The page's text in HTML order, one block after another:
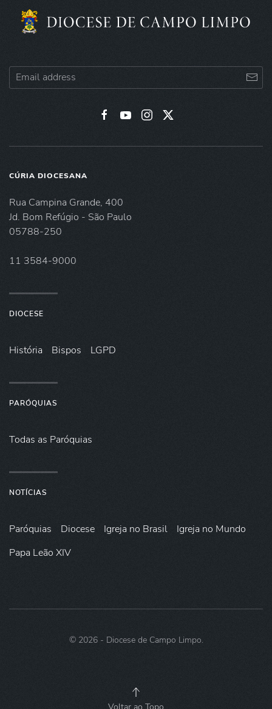
CÚRIA DIOCESANA
Rua Campina Grande, 400
Jd. Bom Refúgio - São Paulo
05788-250
11 3584-9000
DIOCESE
História Bispos LGPD
PARÓQUIAS
Todas as Paróquias
NOTÍCIAS
Paróquias Diocese Igreja no Brasil
Igreja no Mundo
Papa Leão XIV
© 2026- Diocese de Campo Limpo.